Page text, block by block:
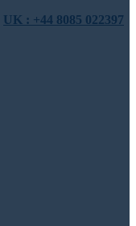
UK : +44 8085 022397